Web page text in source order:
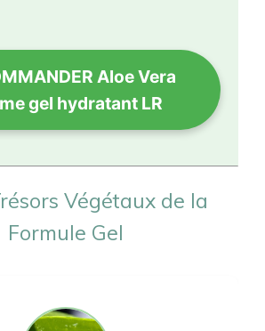
Aloe Vera
gel hydratant LR
Végétaux de la
Formule Gel